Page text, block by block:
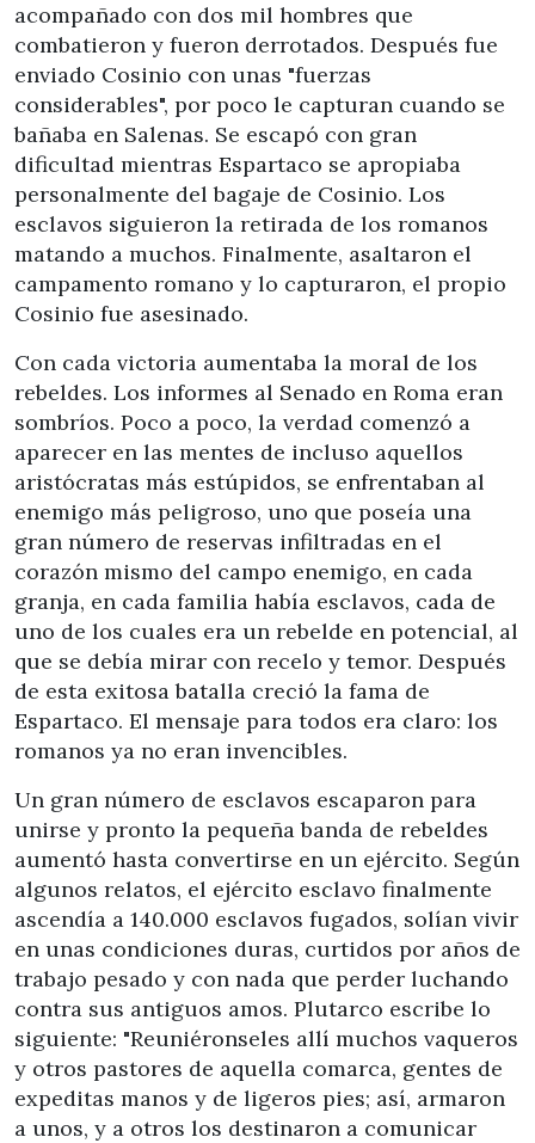
acompañado con dos mil hombres que
combatieron y fueron derrotados. Después fue
enviado Cosinio con unas "fuerzas
considerables", por poco le capturan cuando se
bañaba en Salenas. Se escapó con gran
dificultad mientras Espartaco se apropiaba
personalmente del bagaje de Cosinio. Los
esclavos siguieron la retirada de los romanos
matando a muchos. Finalmente, asaltaron el
campamento romano y lo capturaron, el propio
Cosinio fue asesinado.
Con cada victoria aumentaba la moral de los
rebeldes. Los informes al Senado en Roma eran
sombríos. Poco a poco, la verdad comenzó a
aparecer en las mentes de incluso aquellos
aristócratas más estúpidos, se enfrentaban al
enemigo más peligroso, uno que poseía una
gran número de reservas infiltradas en el
corazón mismo del campo enemigo, en cada
granja, en cada familia había esclavos, cada de
uno de los cuales era un rebelde en potencial, al
que se debía mirar con recelo y temor. Después
de esta exitosa batalla creció la fama de
Espartaco. El mensaje para todos era claro: los
romanos ya no eran invencibles.
Un gran número de esclavos escaparon para
unirse y pronto la pequeña banda de rebeldes
aumentó hasta convertirse en un ejército. Según
algunos relatos, el ejército esclavo finalmente
ascendía a 140.000 esclavos fugados, solían vivir
en unas condiciones duras, curtidos por años de
trabajo pesado y con nada que perder luchando
contra sus antiguos amos. Plutarco escribe lo
siguiente: "Reuniéronseles allí muchos vaqueros
y otros pastores de aquella comarca, gentes de
expeditas manos y de ligeros pies; así, armaron
a unos, y a otros los destinaron a comunicar